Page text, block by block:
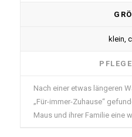
klein,
Nach einer etwas längeren
„Für-immer-Zuhause“
Maus und ihrer Familie eine